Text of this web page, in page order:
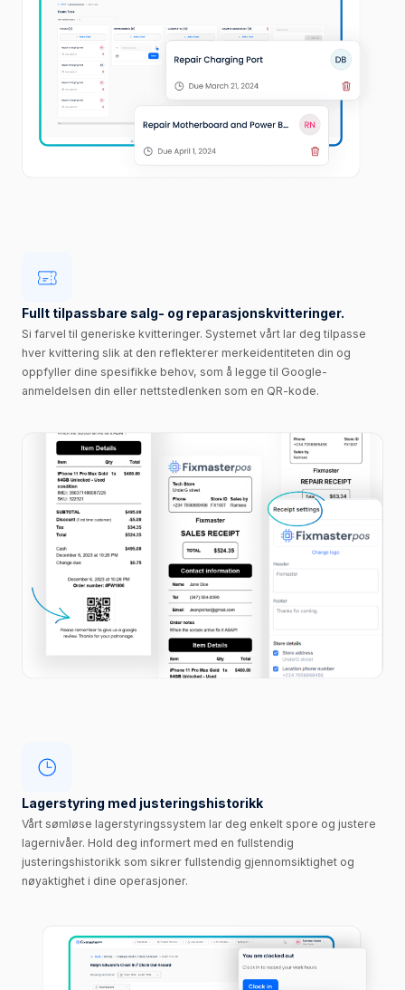
Fullt tilpassbare salg- og reparasjonskvitteringer.
Si farvel til generiske kvitteringer. Systemet vårt lar deg tilpasse
hver kvittering slik at den reflekterer merkeidentiteten din og
oppfyller dine spesifikke behov, som å legge til Google-
anmeldelsen din eller nettstedlenken som en QR-kode.
Lagerstyring med justeringshistorikk
Vårt sømløse lagerstyringssystem lar deg enkelt spore og justere
lagernivåer. Hold deg informert med en fullstendig
justeringshistorikk som sikrer fullstendig gjennomsiktighet og
nøyaktighet i dine operasjoner.